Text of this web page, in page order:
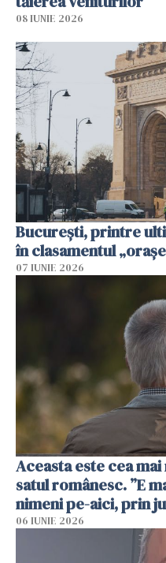
08 IUNIE 2026
București, printre
în clasamentul
07 IUNIE 2026
Aceasta este cea
satul românesc. ”E
nimeni pe-aici, prin
06 IUNIE 2026